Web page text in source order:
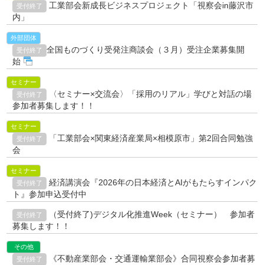
受付終了
工業部会新成長ビジネスプロジェクト「視察会in藤沢市
内」
外部団体
受付終了
全国ものづくり受発注商談会（３月）受注企業募集開
始
セミナー
受付終了
〈セミナー×交流会〉「採用のリアル」学びと対話の場
参加者募集します！！
セミナー
受付終了
「工業部会×関東経済産業局×相模原市」第2回合同勉強
会
セミナー
受付終了
経済講演会『2026年の日本経済とAIがもたらすインパク
ト』参加申込受付中
受付終了
（受付終了)デジタル化推進Week（セミナー） 参加者
募集します！！
その他
受付終了
《不動産業部会・交通運輸業部会》合同視察会参加者募